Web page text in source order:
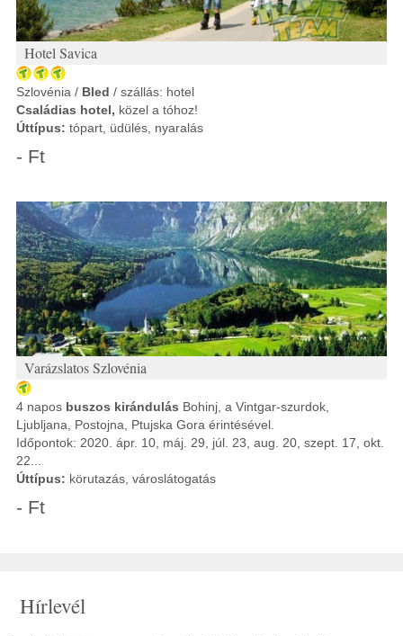
Hotel Savica
Szlovénia / Bled / szállás: hotel
Családias hotel, közel a tóhoz!
Úttípus: tópart, üdülés, nyaralás
- Ft
Varázslatos Szlovénia
4 napos buszos kirándulás Bohinj, a Vintgar-szurdok,
Ljubljana, Postojna, Ptujska Gora érintésével.
Időpontok: 2020. ápr. 10, máj. 29, júl. 23, aug. 20, szept. 17, okt.
22...
Úttípus: körutazás, városlátogatás
- Ft
Hírlevél